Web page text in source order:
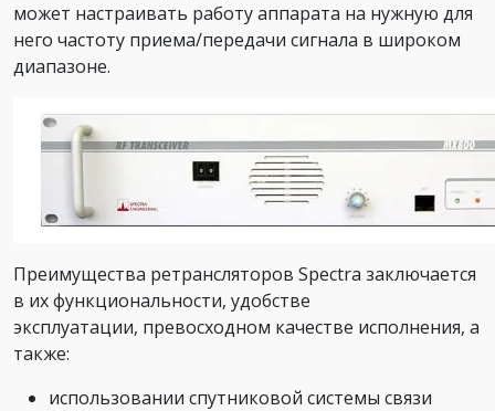
может настраивать работу аппарата на нужную для
него частоту приема/передачи сигнала в широком
диапазоне.
Преимущества ретрансляторов Spectra заключается
в их функциональности, удобстве
эксплуатации, превосходном качестве исполнения, а
также:
использовании спутниковой системы связи